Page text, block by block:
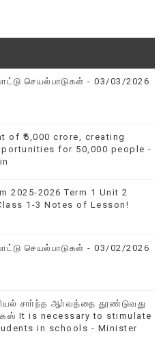
செயல்பாடுகள் - 03/03/2026
of ₹5,000 crore, creating
for 50,000 people -
2025-2026 Term 1 Unit 2
1-3 Notes of Lesson!
செயல்பாடுகள் - 03/02/2026
சாா்ந்த ஆா்வத்தை தூண்டுவது
It is necessary to stimulate
in schools - Minister